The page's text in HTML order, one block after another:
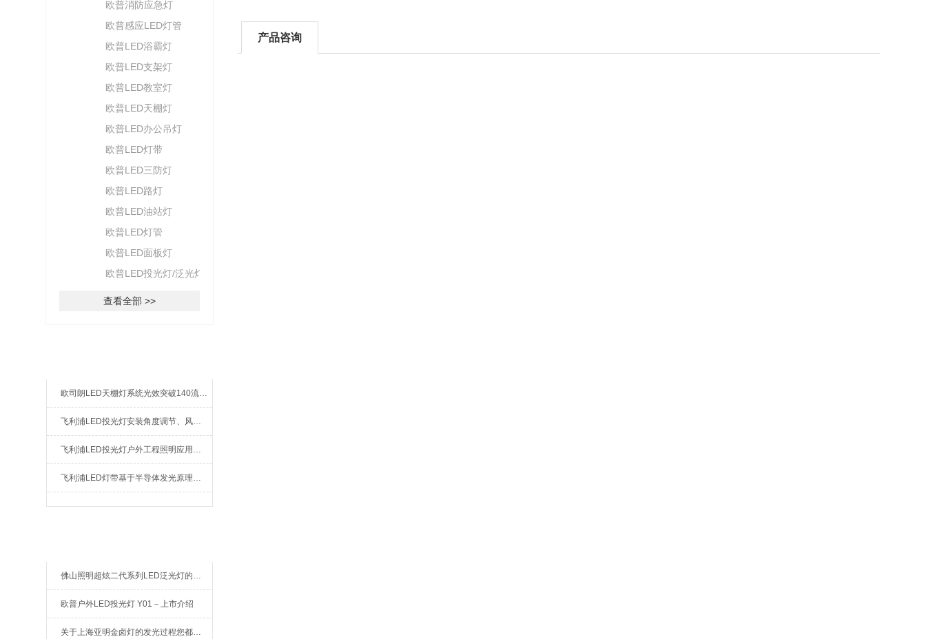
欧普消防应急灯
欧普感应LED灯管
欧普LED浴霸灯
欧普LED支架灯
欧普LED教室灯
欧普LED天棚灯
欧普LED办公吊灯
欧普LED灯带
欧普LED三防灯
欧普LED路灯
欧普LED油站灯
欧普LED灯管
欧普LED面板灯
欧普LED投光灯/泛光灯
查看全部 >>
欧司朗LED天棚灯系统光效突破140流明每瓦：工业照明节能改造的核心指标解析
飞利浦LED投光灯安装角度调节、风载影响及现场调试注意事项
飞利浦LED投光灯户外工程照明应用场景与日常维护检修指南
飞利浦LED灯带基于半导体发光原理的构造与智能调控技术解析
佛山照明超炫二代系列LED泛光灯的特点及使用场所
欧普户外LED投光灯 Y01－上市介绍
关于上海亚明金卤灯的发光过程您都了解吗？
产品咨询